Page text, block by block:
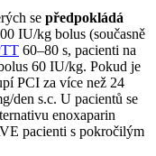
se předpokládá
IU/kg bolus (současně
60–80 s, pacienti na
60 IU/kg. Pokud je
PCI za více než 24
den s.c. U pacientů se
enoxaparin
pacienti s pokročilým